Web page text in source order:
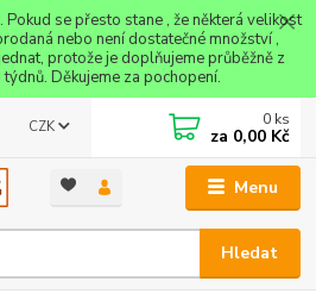
se přesto stane , že některá velikost
nebo není dostatečné množství ,
protože je doplňujeme průběžně z
Děkujeme za pochopení.
Menu
CZK
Hledat
0 ks
za 0,00 Kč